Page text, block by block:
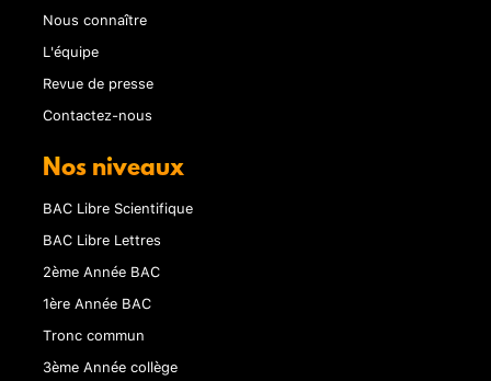
Nous connaître
L'équipe
Revue de presse
Contactez-nous
Nos niveaux
BAC Libre Scientifique
BAC Libre Lettres
2ème Année BAC
1ère Année BAC
Tronc commun
3ème Année collège